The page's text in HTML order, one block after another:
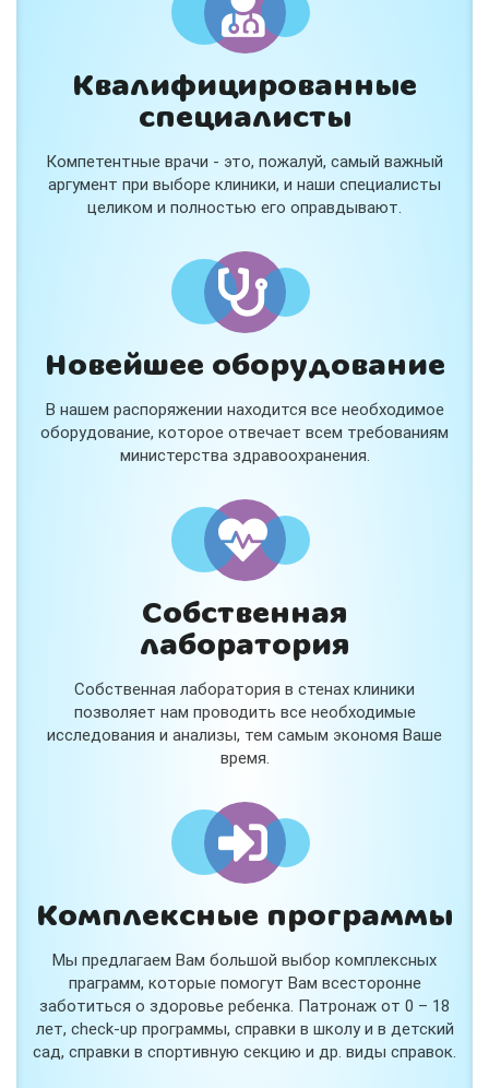
Квалифицированные
специалисты
Компетентные врачи - это, пожалуй, самый важный
аргумент при выборе клиники, и наши специалисты
целиком и полностью его оправдывают.
Новейшее оборудование
В нашем распоряжении находится все необходимое
оборудование, которое отвечает всем требованиям
министерства здравоохранения.
Собственная
лаборатория
Собственная лаборатория в стенах клиники
позволяет нам проводить все необходимые
исследования и анализы, тем самым экономя Ваше
время.
Комплексные программы
Мы предлагаем Вам большой выбор комплексных
праграмм, которые помогут Вам всесторонне
заботиться о здоровье ребенка. Патронаж от 0 – 18
лет, check-up программы, справки в школу и в детский
сад, справки в спортивную секцию и др. виды справок.